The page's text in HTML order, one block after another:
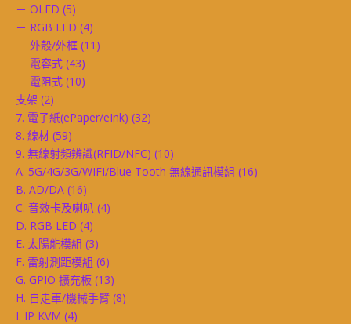
－ OLED (5)
－ RGB LED (4)
－ 外殼/外框 (11)
－ 電容式 (43)
－ 電阻式 (10)
支架 (2)
7. 電子紙(ePaper/eInk) (32)
8. 線材 (59)
9. 無線射頻辨識(RFID/NFC) (10)
A. 5G/4G/3G/WIFI/Blue Tooth 無線通訊模組 (16)
B. AD/DA (16)
C. 音效卡及喇叭 (4)
D. RGB LED (4)
E. 太陽能模組 (3)
F. 雷射測距模組 (6)
G. GPIO 擴充板 (13)
H. 自走車/機械手臂 (8)
I. IP KVM (4)